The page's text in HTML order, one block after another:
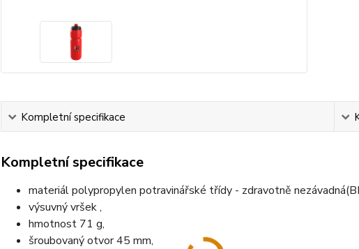
Kompletní specifikace
Kompletní specifikace
materiál polypropylen potravinářské třídy - zdravotně
výsuvný vršek ,
hmotnost 71 g,
šroubovaný otvor 45 mm,